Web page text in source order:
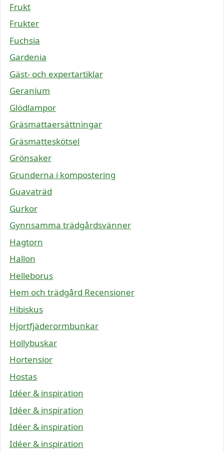
Frukt
Frukter
Fuchsia
Gardenia
Gäst- och expertartiklar
Geranium
Glödlampor
Gräsmattaersättningar
Gräsmatteskötsel
Grönsaker
Grunderna i kompostering
Guavaträd
Gurkor
Gynnsamma trädgårdsvänner
Hagtorn
Hallon
Helleborus
Hem och trädgård Recensioner
Hibiskus
Hjortfjäderormbunkar
Hollybuskar
Hortensior
Hostas
Idéer & inspiration
Idéer & inspiration
Idéer & inspiration
Idéer & inspiration